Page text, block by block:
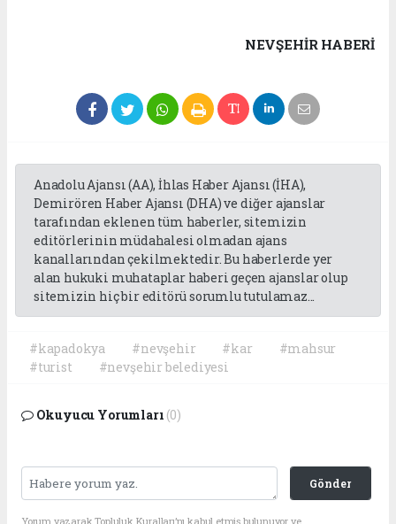
NEVŞEHIR HABERİ
Anadolu Ajansı (AA), İhlas Haber Ajansı (İHA),
Demirören Haber Ajansı (DHA) ve diğer ajanslar
tarafından eklenen tüm haberler, sitemizin
editörlerinin müdahalesi olmadan ajans
kanallarından çekilmektedir. Bu haberlerde yer
alan hukuki muhataplar haberi geçen ajanslar olup
sitemizin hiç bir editörü sorumlu tutulamaz...
#kapadokya #nevşehir #kar
#mahsur
#turist
#nevşehir belediyesi
Okuyucu Yorumları (0)
Gönder
Yorum yazarak Topluluk Kuralları’nı kabul etmiş bulunuyor ve